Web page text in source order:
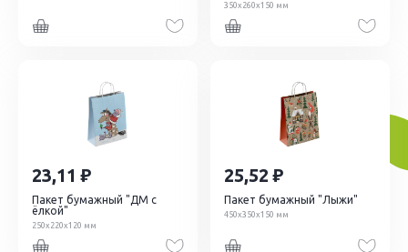
350х260х150 мм
23,11
Пакет бумажный "ДМ с
ёлкой"
250х220х120 мм
25,52
Пакет бумажный "Лыжи"
450х350х150 мм